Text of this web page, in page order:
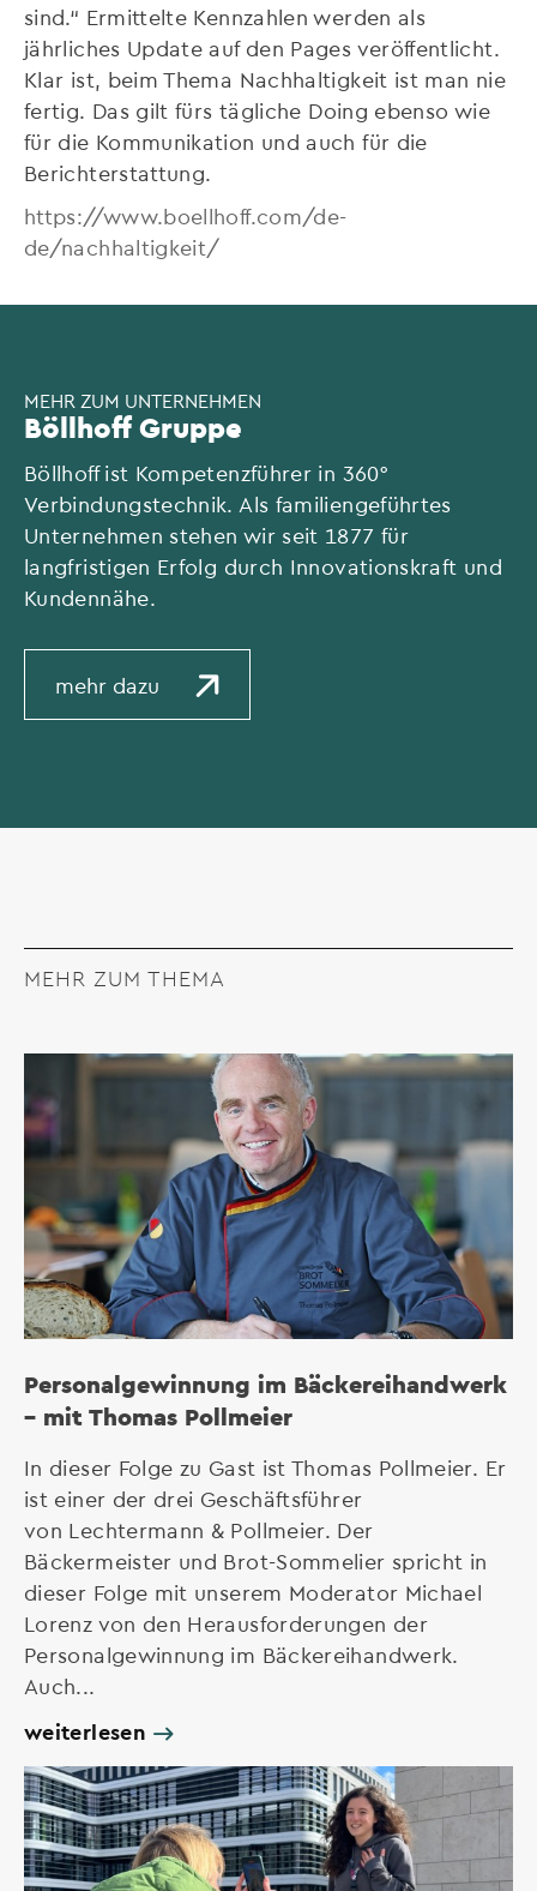
sind.“ Ermittelte Kennzahlen werden als
jährliches Update auf den Pages veröffentlicht.
Klar ist, beim Thema Nachhaltigkeit ist man nie
fertig. Das gilt fürs tägliche Doing ebenso wie
für die Kommunikation und auch für die
Berichterstattung.
https://www.boellhoff.com/de-
de/nachhaltigkeit/
MEHR ZUM UNTERNEHMEN
Böllhoff Gruppe
Böllhoff ist Kompetenzführer in 360°
Verbindungstechnik. Als familiengeführtes
Unternehmen stehen wir seit 1877 für
langfristigen Erfolg durch Innovationskraft und
Kundennähe.
mehr dazu
MEHR ZUM THEMA
Personalgewinnung im Bäckereihandwerk
– mit Thomas Pollmeier
In dieser Folge zu Gast ist Thomas Pollmeier. Er
ist einer der drei Geschäftsführer
von Lechtermann & Pollmeier. Der
Bäckermeister und Brot-Sommelier spricht in
dieser Folge mit unserem Moderator Michael
Lorenz von den Herausforderungen der
Personalgewinnung im Bäckereihandwerk.
Auch...
weiterlesen